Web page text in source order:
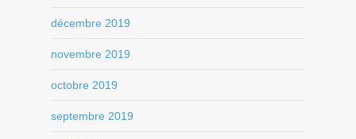
décembre 2019
novembre 2019
octobre 2019
septembre 2019